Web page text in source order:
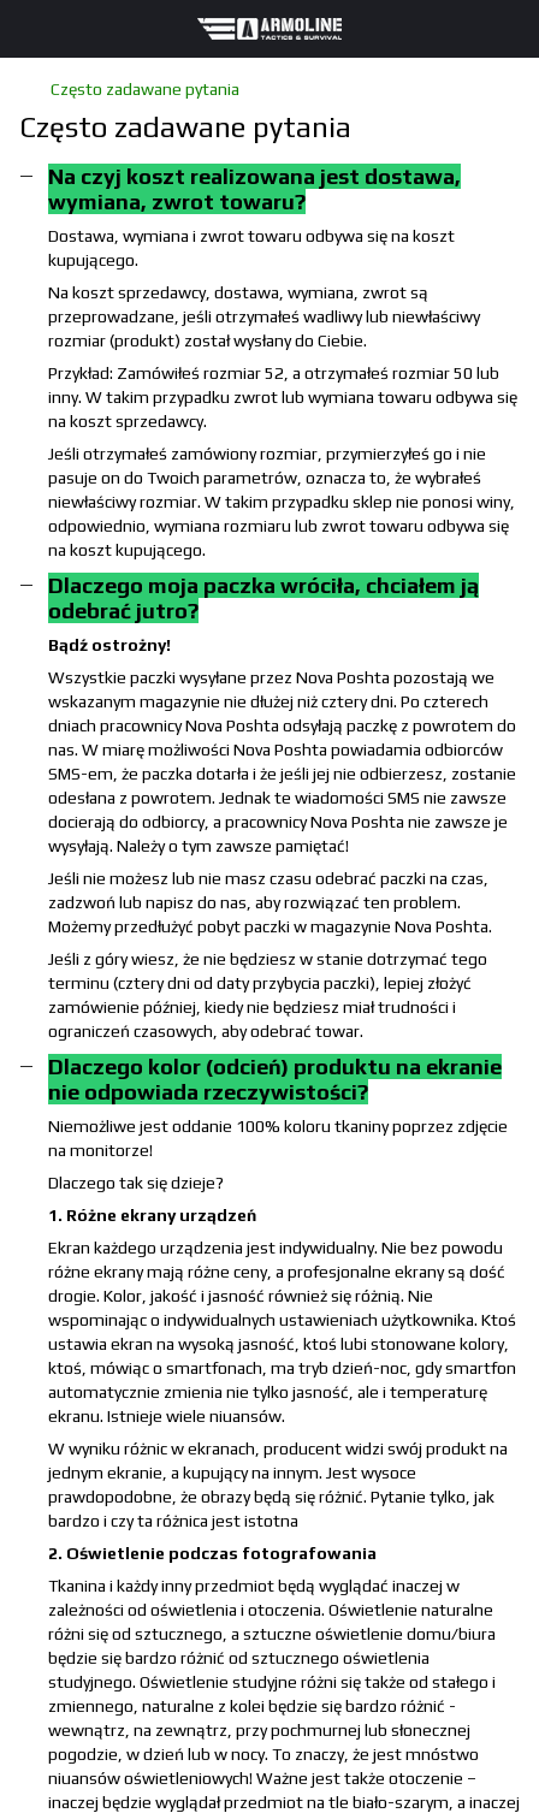
Często zadawane pytania
Często zadawane pytania
Na czyj koszt realizowana jest dostawa,
wymiana, zwrot towaru?
Dostawa, wymiana i zwrot towaru odbywa się na koszt
kupującego.
Na koszt sprzedawcy, dostawa, wymiana, zwrot są
przeprowadzane, jeśli otrzymałeś wadliwy lub niewłaściwy
rozmiar (produkt) został wysłany do Ciebie.
Przykład: Zamówiłeś rozmiar 52, a otrzymałeś rozmiar 50 lub
inny. W takim przypadku zwrot lub wymiana towaru odbywa się
na koszt sprzedawcy.
Jeśli otrzymałeś zamówiony rozmiar, przymierzyłeś go i nie
pasuje on do Twoich parametrów, oznacza to, że wybrałeś
niewłaściwy rozmiar. W takim przypadku sklep nie ponosi winy,
odpowiednio, wymiana rozmiaru lub zwrot towaru odbywa się
na koszt kupującego.
Dlaczego moja paczka wróciła, chciałem ją
odebrać jutro?
Bądź ostrożny!
Wszystkie paczki wysyłane przez Nova Poshta pozostają we
wskazanym magazynie nie dłużej niż cztery dni. Po czterech
dniach pracownicy Nova Poshta odsyłają paczkę z powrotem do
nas. W miarę możliwości Nova Poshta powiadamia odbiorców
SMS-em, że paczka dotarła i że jeśli jej nie odbierzesz, zostanie
odesłana z powrotem. Jednak te wiadomości SMS nie zawsze
docierają do odbiorcy, a pracownicy Nova Poshta nie zawsze je
wysyłają. Należy o tym zawsze pamiętać!
Jeśli nie możesz lub nie masz czasu odebrać paczki na czas,
zadzwoń lub napisz do nas, aby rozwiązać ten problem.
Możemy przedłużyć pobyt paczki w magazynie Nova Poshta.
Jeśli z góry wiesz, że nie będziesz w stanie dotrzymać tego
terminu (cztery dni od daty przybycia paczki), lepiej złożyć
zamówienie później, kiedy nie będziesz miał trudności i
ograniczeń czasowych, aby odebrać towar.
Dlaczego kolor (odcień) produktu na ekranie
nie odpowiada rzeczywistości?
Niemożliwe jest oddanie 100% koloru tkaniny poprzez zdjęcie
na monitorze!
Dlaczego tak się dzieje?
1. Różne ekrany urządzeń
Ekran każdego urządzenia jest indywidualny. Nie bez powodu
różne ekrany mają różne ceny, a profesjonalne ekrany są dość
drogie. Kolor, jakość i jasność również się różnią. Nie
wspominając o indywidualnych ustawieniach użytkownika. Ktoś
ustawia ekran na wysoką jasność, ktoś lubi stonowane kolory,
ktoś, mówiąc o smartfonach, ma tryb dzień-noc, gdy smartfon
automatycznie zmienia nie tylko jasność, ale i temperaturę
ekranu. Istnieje wiele niuansów.
W wyniku różnic w ekranach, producent widzi swój produkt na
jednym ekranie, a kupujący na innym. Jest wysoce
prawdopodobne, że obrazy będą się różnić. Pytanie tylko, jak
bardzo i czy ta różnica jest istotna
2. Oświetlenie podczas fotografowania
Tkanina i każdy inny przedmiot będą wyglądać inaczej w
zależności od oświetlenia i otoczenia. Oświetlenie naturalne
różni się od sztucznego, a sztuczne oświetlenie domu/biura
będzie się bardzo różnić od sztucznego oświetlenia
studyjnego. Oświetlenie studyjne różni się także od stałego i
zmiennego, naturalne z kolei będzie się bardzo różnić -
wewnątrz, na zewnątrz, przy pochmurnej lub słonecznej
pogodzie, w dzień lub w nocy. To znaczy, że jest mnóstwo
niuansów oświetleniowych! Ważne jest także otoczenie –
inaczej będzie wyglądał przedmiot na tle biało-szarym, a inaczej